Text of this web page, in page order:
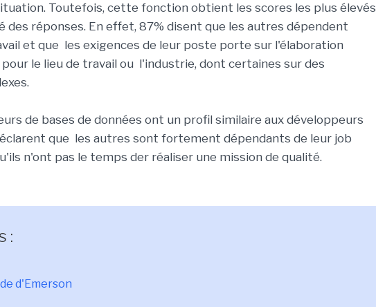
Toutefois, cette fonction obtient les scores les plus élevés
des réponses. En effet, 87% disent que les autres dépendent
et que les exigences de leur poste porte sur l'élaboration
le lieu de travail ou l'industrie, dont certaines sur des
de bases de données ont un profil similaire aux développeurs
que les autres sont fortement dépendants de leur job
n'ont pas le temps der réaliser une mission de qualité.
:
d'Emerson